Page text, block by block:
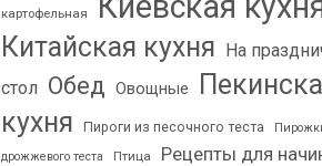
картофельная
Китайская кухня На
стол Обед Овощные
кухня
Пироги из песочного теста
дрожжевого теста
Птица Рецепты для